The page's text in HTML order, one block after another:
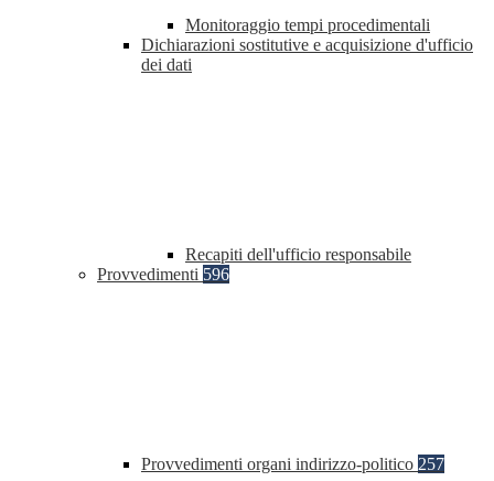
Monitoraggio tempi procedimentali
Dichiarazioni sostitutive e acquisizione d'ufficio
dei dati
Recapiti dell'ufficio responsabile
Provvedimenti 596
Provvedimenti organi indirizzo-politico 257